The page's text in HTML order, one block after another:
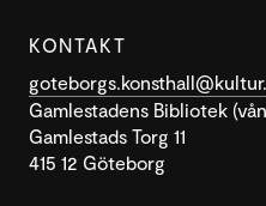
KONTAKT
Gamlestadens Bibliotek
Gamlestads Torg 11
415 12 Göteborg